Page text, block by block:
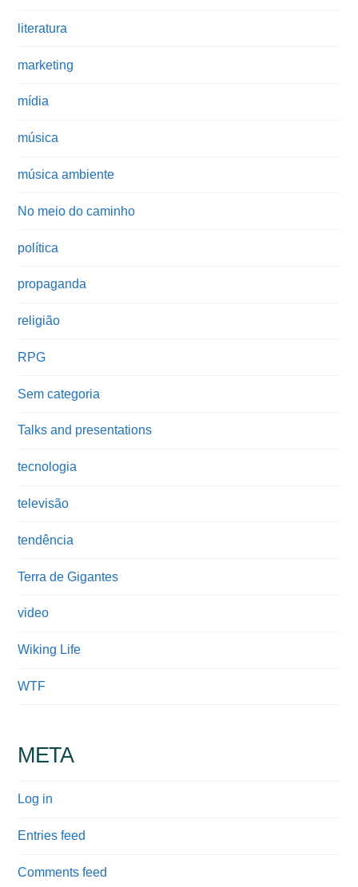
literatura
marketing
mídia
música
música ambiente
No meio do caminho
política
propaganda
religião
RPG
Sem categoria
Talks and presentations
tecnologia
televisão
tendência
Terra de Gigantes
video
Wiking Life
WTF
META
Log in
Entries feed
Comments feed